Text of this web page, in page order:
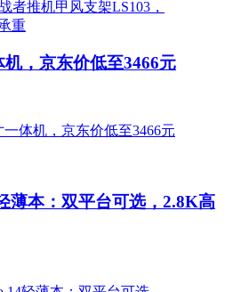
，京东价低至3466元
薄本：双平台可选，2.8K高